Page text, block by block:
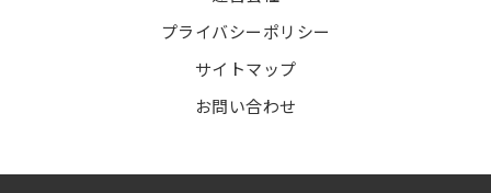
プライバシーポリシー
サイトマップ
お問い合わせ